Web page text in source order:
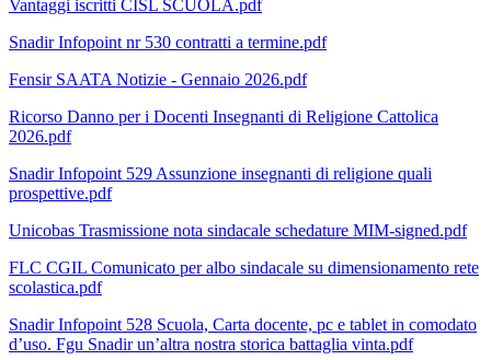
Vantaggi iscritti CISL SCUOLA.pdf
Snadir Infopoint nr 530 contratti a termine.pdf
Fensir SAATA Notizie - Gennaio 2026.pdf
Ricorso Danno per i Docenti Insegnanti di Religione Cattolica
2026.pdf
Snadir Infopoint 529 Assunzione insegnanti di religione quali
prospettive.pdf
Unicobas Trasmissione nota sindacale schedature MIM-signed.pdf
FLC CGIL Comunicato per albo sindacale su dimensionamento rete
scolastica.pdf
Snadir Infopoint 528 Scuola, Carta docente, pc e tablet in comodato
d’uso. Fgu Snadir un’altra nostra storica battaglia vinta.pdf